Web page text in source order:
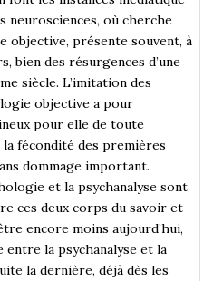
neurosciences, où cherche
objective, présente souvent, à
bien des résurgences d’une
siècle. L’imitation des
objective a pour
pour elle de toute
fécondité des premières
dommage important.
et la psychanalyse sont
ces deux corps du savoir et
encore moins aujourd’hui,
la psychanalyse et la
la dernière, déjà dès les